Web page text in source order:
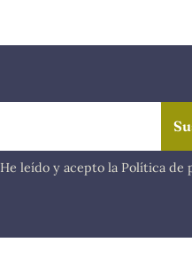
He leído y acepto la Política de